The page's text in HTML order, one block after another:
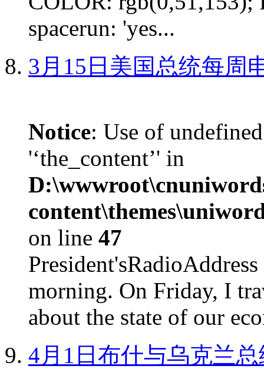
spacerun: 'yes...
3月15日美国总统每周
Notice: Use of
'‘the_content’' in
on line 47
morning. On Friday, I
about the state of our
4月1日布什与乌克兰